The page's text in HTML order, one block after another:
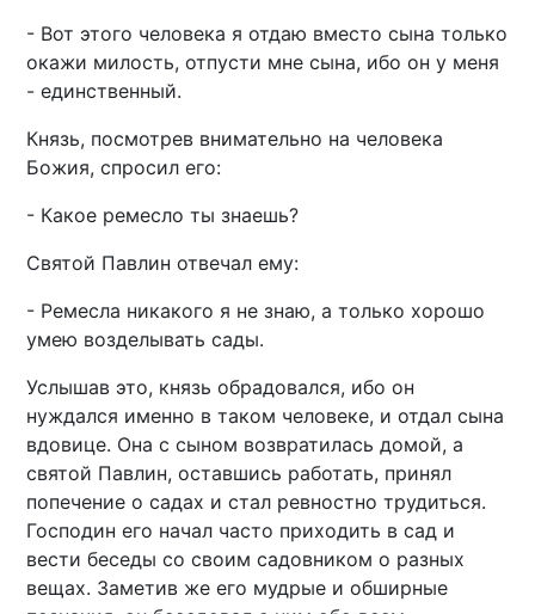
- Вот этого человека я отдаю вместо сына только
окажи милость, отпусти мне сына, ибо он у меня
- единственный.
Князь, посмотрев внимательно на человека
Божия, спросил его:
- Какое ремесло ты знаешь?
Святой Павлин отвечал ему:
- Ремесла никакого я не знаю, а только хорошо
умею возделывать сады.
Услышав это, князь обрадовался, ибо он
нуждался именно в таком человеке, и отдал сына
вдовице. Она с сыном возвратилась домой, а
святой Павлин, оставшись работать, принял
попечение о садах и стал ревностно трудиться.
Господин его начал часто приходить в сад и
вести беседы со своим садовником о разных
вещах. Заметив же его мудрые и обширные